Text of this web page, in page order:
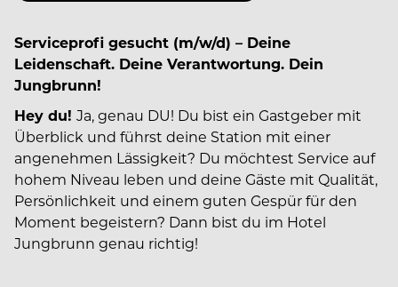
Serviceprofi gesucht (m/w/d) – Deine
Leidenschaft. Deine Verantwortung. Dein
Jungbrunn!
Hey du! Ja, genau DU! Du bist ein Gastgeber mit
Überblick und führst deine Station mit einer
angenehmen Lässigkeit? Du möchtest Service auf
hohem Niveau leben und deine Gäste mit Qualität,
Persönlichkeit und einem guten Gespür für den
Moment begeistern? Dann bist du im Hotel
Jungbrunn genau richtig!